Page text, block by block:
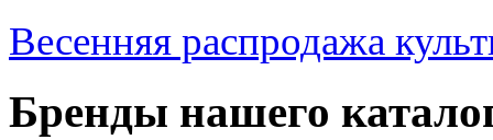
Весенняя распродажа
Бренды нашего